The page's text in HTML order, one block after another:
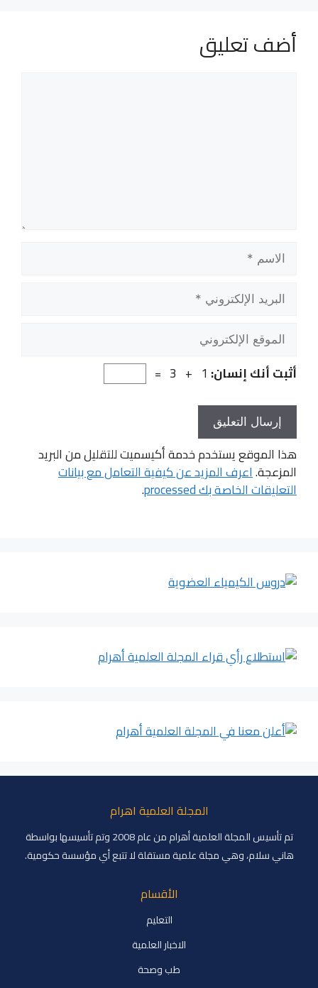
أضف تعليق
الاسم
البريد
الإلكتروني
الموقع
الإلكتروني
أثبت أنك إنسان: 1 + 3 =
هذا الموقع يستخدم خدمة أكيسميت للتقليل من البريد
المزعجة.اعرف المزيد عن كيفية التعامل مع بيانات
التعليقات الخاصة بك processed .
المجلة العلمية اهرام
تم تأسيس المجلة العلمية أهرام من عام 2008 وتم تأسيسها بواسطة
هاني سلام، وهي مجلة علمية مستقلة لا تتبع أي مؤسسة حكومية.
الأقسام
التعليم
الاخبار العلمية
طب وصحة